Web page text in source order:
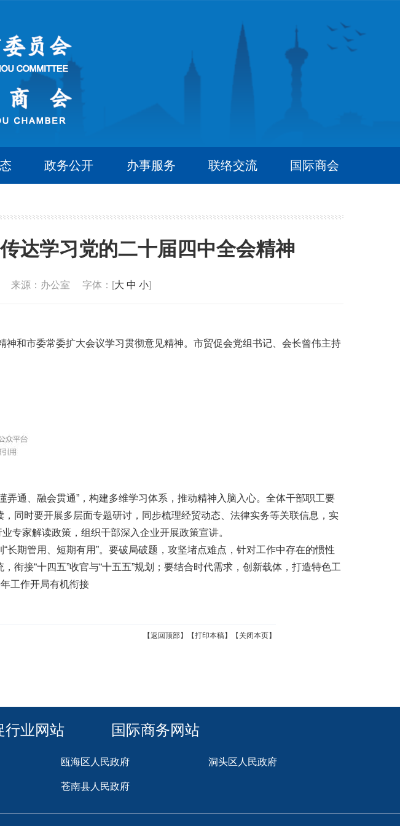
政务公开 办事服务 联络交流 国际商会
达学习党的二十届四中全会精神
来源：办公室 字体：[大 中 小]
和市委常委扩大会议学习贯彻意见精神。市贸促会党组书记、会长曾伟主持
通、融会贯通”，构建多维学习体系，推动精神入脑入心。全体干部职工要
同时要开展多层面专题研讨，同步梳理经贸动态、法律实务等关联信息，实
专家解读政策，组织干部深入企业开展政策宣讲。
期管用、短期有用”。要破局破题，攻坚堵点难点，针对工作中存在的惯性
接“十四五”收官与“十五五”规划；要结合时代需求，创新载体，打造特色工
工作开局有机衔接
【返回顶部】 【打印本稿】 【关闭本页】
行业网站 国际商务网站
瓯海区人民政府 洞头区人民政府
苍南县人民政府